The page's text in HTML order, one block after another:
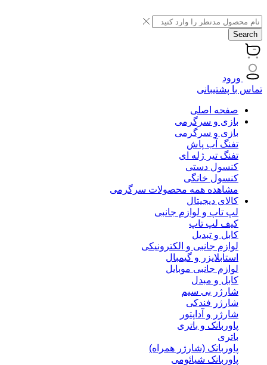
Search
ورود
تماس با پشتیبانی
صفحه اصلی
بازی و سرگرمی
بازی و سرگرمی
تفنگ آب پاش
تفنگ تیر ژله ای
کنسول دستی
کنسول خانگی
مشاهده همه محصولات سرگرمی
کالای دیجیتال
لپ تاپ و لوازم جانبی
کیف لپ تاپ
کابل و تبدیل
لوازم جانبی و الکترونیکی
استابلایزر و گیمبال
لوازم جانبی موبایل
کابل و مبدل
شارژر بی سیم
شارژر فندکی
شارژر و آداپتور
پاوربانک و باتری
باتری
پاوربانک (شارژر همراه)
پاوربانک شیائومی